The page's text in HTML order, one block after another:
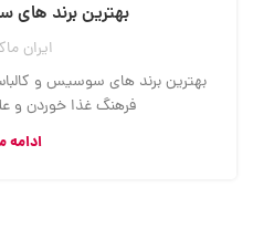
بهترین برند
ایران
بهترین برند های سوسیس و
فرهنگ غذا خوردن و